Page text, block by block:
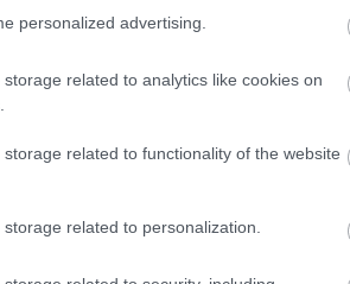
personalized advertising.
related to analytics like cookies on
related to functionality of the website
related to personalization.
δέσμευση της Premier
σήμερα, η McDonald’s
παραμένοντας κοντά
νέο αυτό εστιατόριο
της διαδρομής», δήλωσε ο